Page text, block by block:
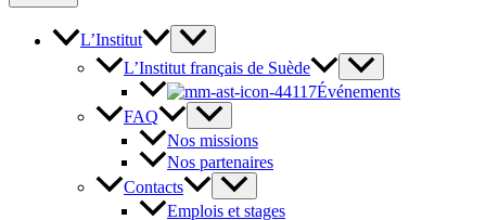
L’Institut
L’Institut français de Suède
Événements
FAQ
Nos missions
Nos partenaires
Contacts
Emplois et stages